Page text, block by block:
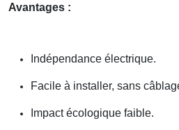
Avantages :
Indépendance électrique.
Facile à installer, sans
Impact écologique faible.